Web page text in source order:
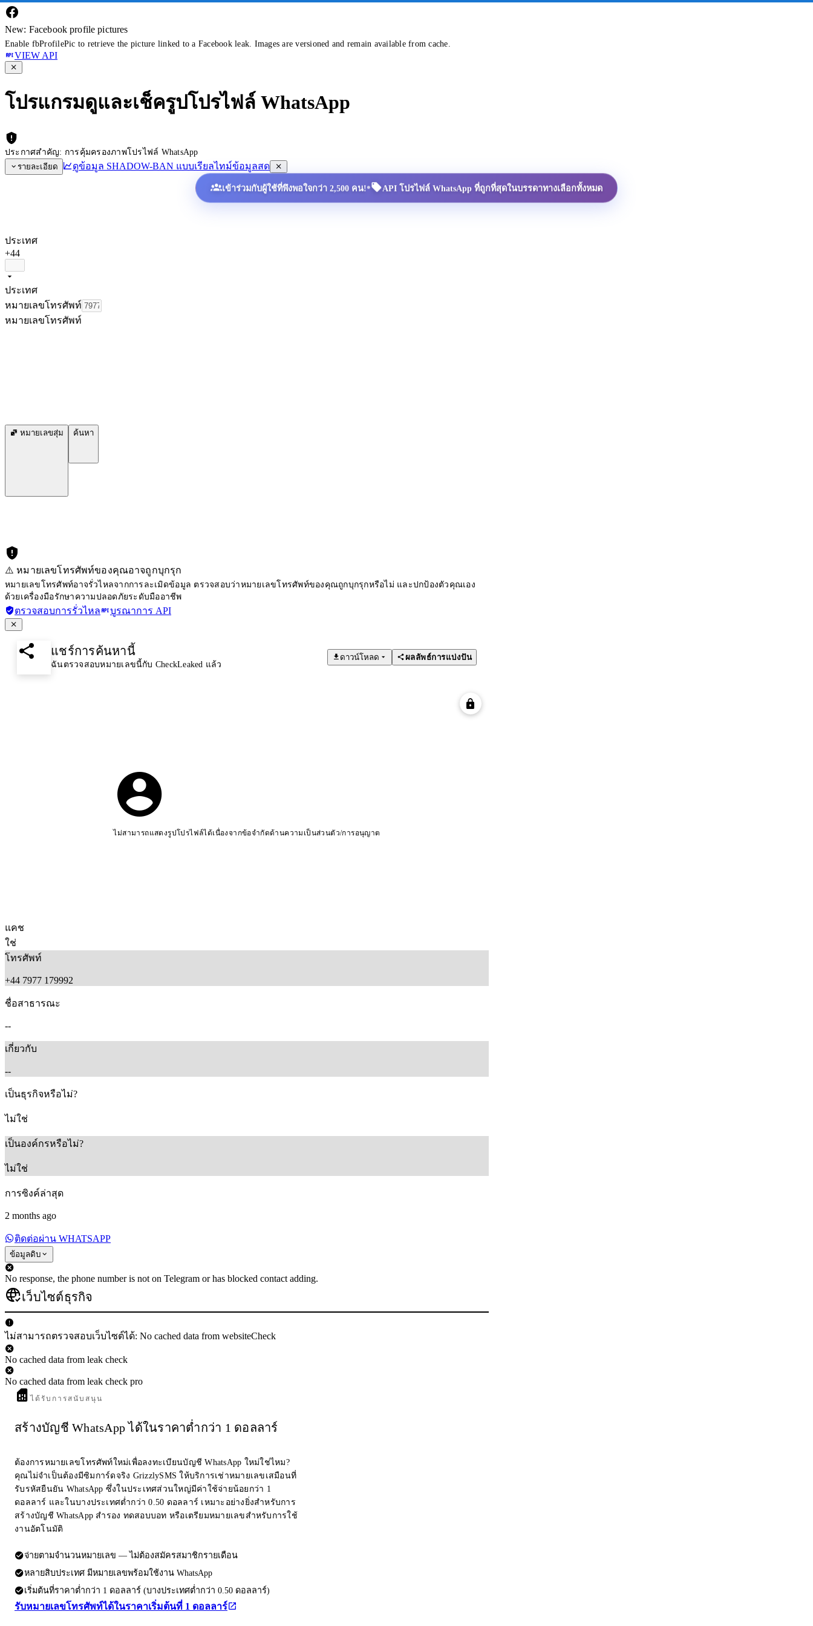
New: Facebook profile pictures
Enable fbProfilePic to retrieve the picture linked to a Facebook leak. Images are versioned and remain available from cache.
VIEW API
โปรแกรมดูและเช็ครูปโปรไฟล์ WhatsApp
ประกาศสำคัญ: การคุ้มครองภาพโปรไฟล์ WhatsApp
รายละเอียด
ดูข้อมูล SHADOW-BAN แบบเรียลไทม์ข้อมูลสด
เข้าร่วมกับผู้ใช้ที่พึงพอใจกว่า 2,500 คน!• API โปรไฟล์ WhatsApp ที่ถูกที่สุดในบรรดาทางเลือกทั้งหมด
ประเทศ
+44
ประเทศ
หมายเลขโทรศัพท์
หมายเลขโทรศัพท์
หมายเลขสุ่ม ค้นหา
⚠️ หมายเลขโทรศัพท์ของคุณอาจถูกบุกรุก
หมายเลขโทรศัพท์อาจรั่วไหลจากการละเมิดข้อมูล ตรวจสอบว่าหมายเลขโทรศัพท์ของคุณถูกบุกรุกหรือไม่ และปกป้องตัวคุณเอง
ด้วยเครื่องมือรักษาความปลอดภัยระดับมืออาชีพ
ตรวจสอบการรั่วไหล บูรณาการ API
แชร์การค้นหานี้
ฉันตรวจสอบหมายเลขนี้กับ CheckLeaked แล้ว
ดาวน์โหลด ผลลัพธ์การแบ่งปัน
ไม่สามารถแสดงรูปโปรไฟล์ได้เนื่องจากข้อจำกัดด้านความเป็นส่วนตัว/การอนุญาต
แคช
ใช่
โทรศัพท์
+44 7977 179992
ชื่อสาธารณะ
--
เกี่ยวกับ
--
เป็นธุรกิจหรือไม่?
ไม่ใช่
เป็นองค์กรหรือไม่?
ไม่ใช่
การซิงค์ล่าสุด
2 months ago
ติดต่อผ่าน WHATSAPP
ข้อมูลดิบ
No response, the phone number is not on Telegram or has blocked contact adding.
เว็บไซต์ธุรกิจ
ไม่สามารถตรวจสอบเว็บไซต์ได้: No cached data from websiteCheck
No cached data from leak check
No cached data from leak check pro
ได้รับการสนับสนุน
สร้างบัญชี WhatsApp ได้ในราคาต่ำกว่า 1 ดอลลาร์
ต้องการหมายเลขโทรศัพท์ใหม่เพื่อลงทะเบียนบัญชี WhatsApp ใหม่ใช่ไหม?
คุณไม่จำเป็นต้องมีซิมการ์ดจริง GrizzlySMS ให้บริการเช่าหมายเลขเสมือนที่
รับรหัสยืนยัน WhatsApp ซึ่งในประเทศส่วนใหญ่มีค่าใช้จ่ายน้อยกว่า 1
ดอลลาร์ และในบางประเทศต่ำกว่า 0.50 ดอลลาร์ เหมาะอย่างยิ่งสำหรับการ
สร้างบัญชี WhatsApp สำรอง ทดสอบบอท หรือเตรียมหมายเลขสำหรับการใช้
งานอัตโนมัติ
จ่ายตามจำนวนหมายเลข — ไม่ต้องสมัครสมาชิกรายเดือน
หลายสิบประเทศ มีหมายเลขพร้อมใช้งาน WhatsApp
เริ่มต้นที่ราคาต่ำกว่า 1 ดอลลาร์ (บางประเทศต่ำกว่า 0.50 ดอลลาร์)
รับหมายเลขโทรศัพท์ได้ในราคาเริ่มต้นที่ 1 ดอลลาร์